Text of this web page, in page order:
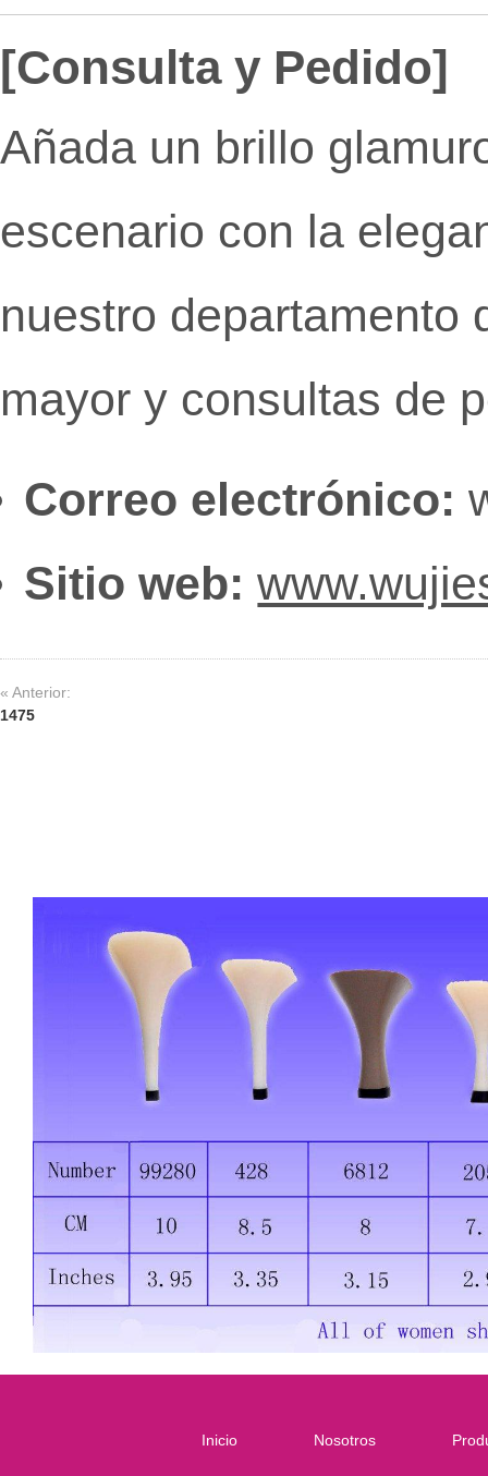
[Consulta y Pedido]
Añada un brillo
escenario con la
nuestro departamento
mayor y consultas de
Correo electrónico:
Sitio web:
« Anterior:
1475
Inicio Nosotros